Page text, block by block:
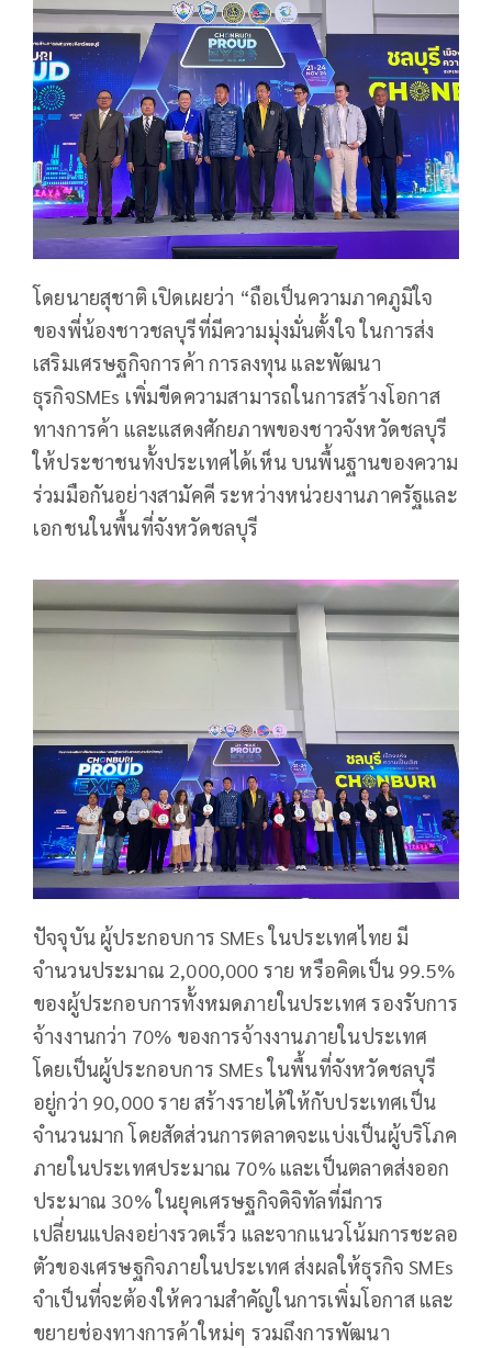
โดยนายสุชาติ เปิดเผยว่า “ถือเป็นความภาคภูมิใจ
ของพี่น้องชาวชลบุรีที่มีความมุ่งมั่นตั้งใจ ในการส่ง
เสริมเศรษฐกิจการค้า การลงทุน และพัฒนา
ธุรกิจSMEs เพิ่มขีดความสามารถในการสร้างโอกาส
ทางการค้า และแสดงศักยภาพของชาวจังหวัดชลบุรี
ให้ประชาชนทั้งประเทศได้เห็น บนพื้นฐานของความ
ร่วมมือกันอย่างสามัคคี ระหว่างหน่วยงานภาครัฐและ
เอกชนในพื้นที่จังหวัดชลบุรี
ปัจจุบัน ผู้ประกอบการ SMEs ในประเทศไทย มี
จำนวนประมาณ 2,000,000 ราย หรือคิดเป็น 99.5%
ของผู้ประกอบการทั้งหมดภายในประเทศ รองรับการ
จ้างงานกว่า 70% ของการจ้างงานภายในประเทศ
โดยเป็นผู้ประกอบการ SMEs ในพื้นที่จังหวัดชลบุรี
อยู่กว่า 90,000 ราย สร้างรายได้ให้กับประเทศเป็น
จำนวนมาก โดยสัดส่วนการตลาดจะแบ่งเป็นผู้บริโภค
ภายในประเทศประมาณ 70% และเป็นตลาดส่งออก
ประมาณ 30% ในยุคเศรษฐกิจดิจิทัลที่มีการ
เปลี่ยนแปลงอย่างรวดเร็ว และจากแนวโน้มการชะลอ
ตัวของเศรษฐกิจภายในประเทศ ส่งผลให้ธุรกิจ SMEs
จำเป็นที่จะต้องให้ความสำคัญในการเพิ่มโอกาส และ
ขยายช่องทางการค้าใหม่ๆ รวมถึงการพัฒนา